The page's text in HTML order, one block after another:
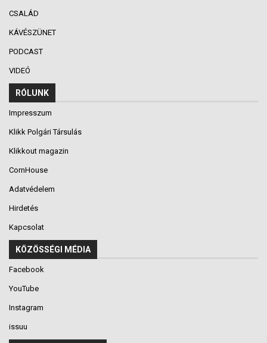
CSALÁD
KÁVÉSZÜNET
PODCAST
VIDEÓ
RÓLUNK
Impresszum
Klikk Polgári Társulás
Klikkout magazin
CornHouse
Adatvédelem
Hirdetés
Kapcsolat
KÖZÖSSÉGI MÉDIA
Facebook
YouTube
Instagram
issuu